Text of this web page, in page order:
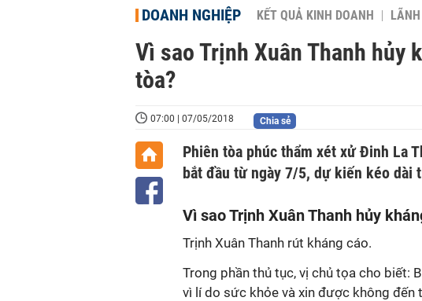
DOANH NGHIỆP KẾT QUẢ KINH DOANH
Vì sao Trịnh Xuân Thanh hủy
tòa?
07:00 | 07/05/2018 Chia sẻ
Phiên tòa phúc thẩm xét xử Đinh La
bắt đầu từ ngày 7/5, dự kiến kéo dài
Vì sao Trịnh Xuân Thanh hủy
Trịnh Xuân Thanh rút kháng cáo.
Trong phần thủ tục, vị chủ tọa cho biết:
vì lí do sức khỏe và xin được không đến